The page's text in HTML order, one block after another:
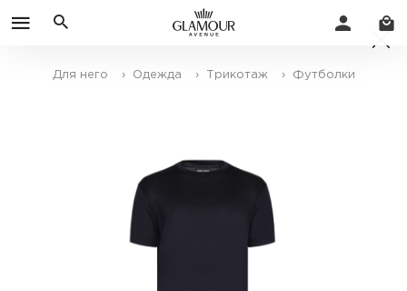
Для него › Одежда › Трикотаж › Футболки